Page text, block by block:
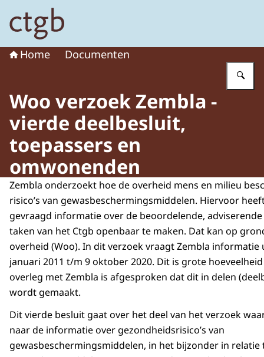
Naar de homepage van College voor de toelating van
Home Documenten
Woo verzoek Zembla -
vierde deelbesluit,
toepassers en
omwonenden
Zembla onderzoekt hoe de overheid mens en milieu
risico’s van gewasbeschermingsmiddelen. Hiervoor
gevraagd informatie over de beoordelende,
taken van het Ctgb openbaar te maken. Dat kan op
overheid (Woo). In dit verzoek vraagt Zembla informatie
januari 2011 t/m 9 oktober 2020. Dit is grote
overleg met Zembla is afgesproken dat dit in delen
wordt gemaakt.
Dit vierde besluit gaat over het deel van het verzoek
naar de informatie over gezondheidsrisico’s van
gewasbeschermingsmiddelen, in het bijzonder in